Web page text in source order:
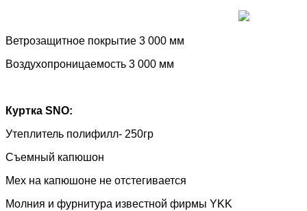
Ветрозащитное покрытие 3 000 мм
Воздухопроницаемость 3 000 мм
Куртка SNO:
Утеплитель полифилл- 250гр
Съемный капюшон
Мех на капюшоне не отстегивается
Молния и фурнитура известной фирмы YKK